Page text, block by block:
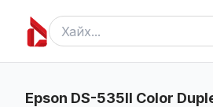
Epson DS-535II Color